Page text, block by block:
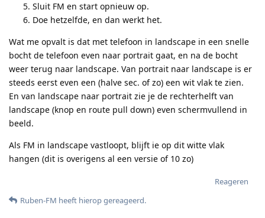
Sluit FM en start opnieuw op.
Doe hetzelfde, en dan werkt het.
Wat me opvalt is dat met telefoon in landscape in een snelle
bocht de telefoon even naar portrait gaat, en na de bocht
weer terug naar landscape. Van portrait naar landscape is er
steeds eerst even een (halve sec. of zo) een wit vlak te zien.
En van landscape naar portrait zie je de rechterhelft van
landscape (knop en route pull down) even schermvullend in
beeld.
Als FM in landscape vastloopt, blijft ie op dit witte vlak
hangen (dit is overigens al een versie of 10 zo)
Reageren
Ruben-FM heeft hierop gereageerd.